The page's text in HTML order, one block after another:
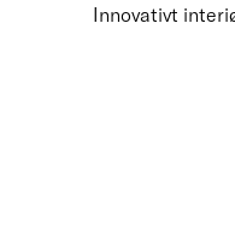
Innovativt